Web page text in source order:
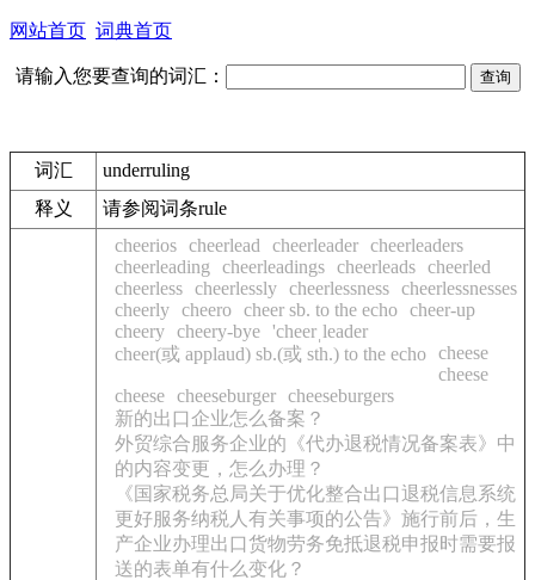
网站首页 词典首页
请输入您要查询的词汇：
词汇
underruling
释义
请参阅词条rule
cheerios cheerlead cheerleader cheerleaders
cheerleading
cheerleadings cheerleads cheerled
cheerless cheerlessly cheerlessness cheerlessnesses
cheerly cheero cheer sb. to the echo cheer-up
cheery cheery-bye 'cheerˌleader
cheer(或 applaud) sb.(或 sth.) to the echo cheese
cheese
cheese cheeseburger cheeseburgers
新的出口企业怎么备案？
外贸综合服务企业的《代办退税情况备案表》中
的内容变更，怎么办理？
《国家税务总局关于优化整合出口退税信息系统
更好服务纳税人有关事项的公告》施行前后，生
产企业办理出口货物劳务免抵退税申报时需要报
送的表单有什么变化？